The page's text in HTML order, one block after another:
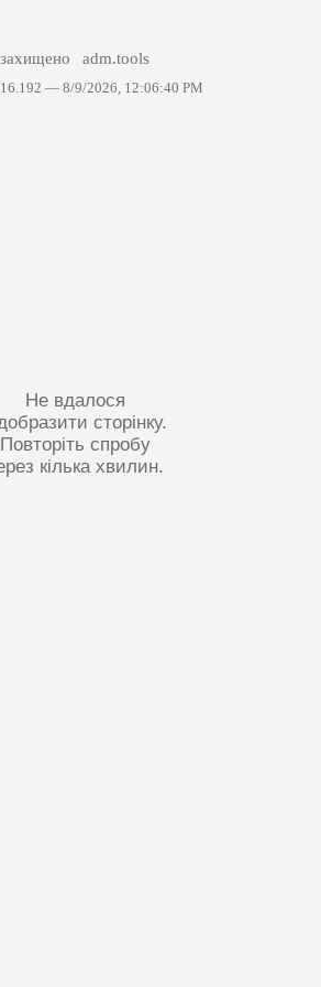
захищено adm.tools
— 8/9/2026, 12:06:40 PM
Не вдалося
сторінку.
Повторіть спробу
кілька хвилин.